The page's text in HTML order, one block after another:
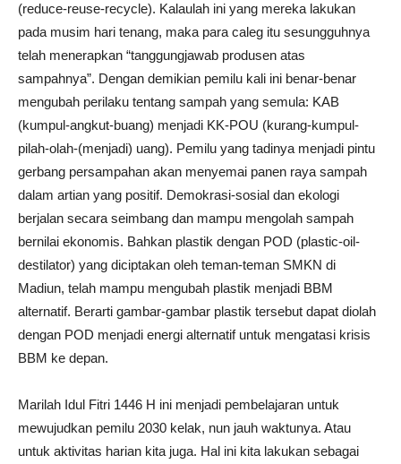
(reduce-reuse-recycle). Kalaulah ini yang mereka lakukan
pada musim hari tenang, maka para caleg itu sesungguhnya
telah menerapkan “tanggungjawab produsen atas
sampahnya”. Dengan demikian pemilu kali ini benar-benar
mengubah perilaku tentang sampah yang semula: KAB
(kumpul-angkut-buang) menjadi KK-POU (kurang-kumpul-
pilah-olah-(menjadi) uang). Pemilu yang tadinya menjadi pintu
gerbang persampahan akan menyemai panen raya sampah
dalam artian yang positif. Demokrasi-sosial dan ekologi
berjalan secara seimbang dan mampu mengolah sampah
bernilai ekonomis. Bahkan plastik dengan POD (plastic-oil-
destilator) yang diciptakan oleh teman-teman SMKN di
Madiun, telah mampu mengubah plastik menjadi BBM
alternatif. Berarti gambar-gambar plastik tersebut dapat diolah
dengan POD menjadi energi alternatif untuk mengatasi krisis
BBM ke depan.
Marilah Idul Fitri 1446 H ini menjadi pembelajaran untuk
mewujudkan pemilu 2030 kelak, nun jauh waktunya. Atau
untuk aktivitas harian kita juga. Hal ini kita lakukan sebagai